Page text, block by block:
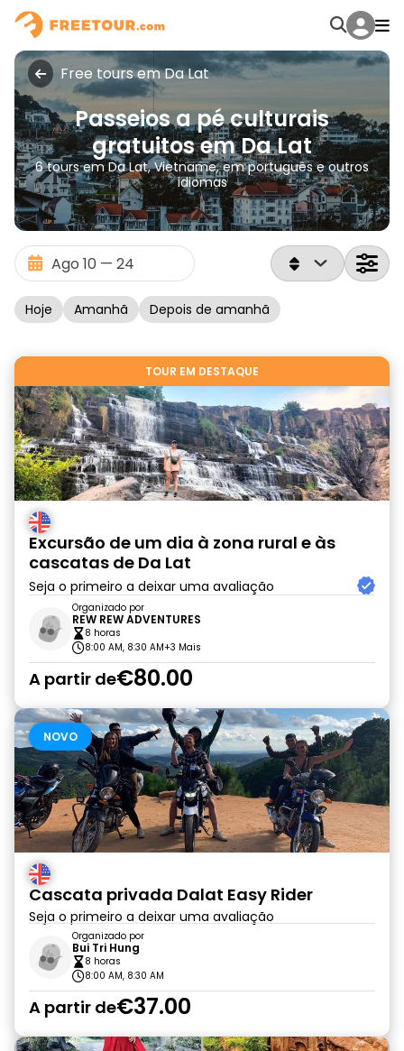
Free tours em Da Lat
Passeios a pé culturais
gratuitos em Da Lat
6 tours em Da Lat, Vietname, em português e outros
idiomas
Hoje Amanhã Depois de amanhã
TOUR EM DESTAQUE
Excursão de um dia à zona rural e às
cascatas de Da Lat
Seja o primeiro a deixar uma avaliação
Organizado por
REW REW ADVENTURES
8 horas
8:00 AM, 8:30 AM+3 Mais
A partir de€80.00
NOVO
Cascata privada Dalat Easy Rider
Seja o primeiro a deixar uma avaliação
Organizado por
Bui Tri Hung
8 horas
8:00 AM, 8:30 AM
A partir de€37.00